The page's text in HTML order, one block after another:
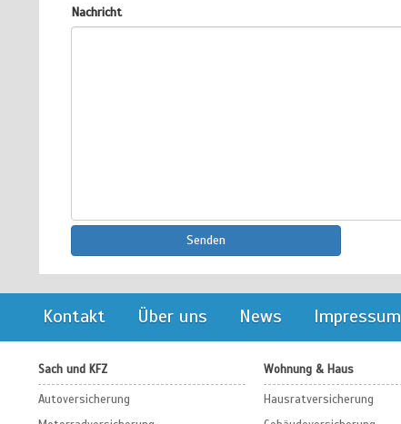
Nachricht
Senden
Kontakt Über uns News Impressum
Sach und KFZ
Autoversicherung
Wohnung & Haus
Hausratversicherung